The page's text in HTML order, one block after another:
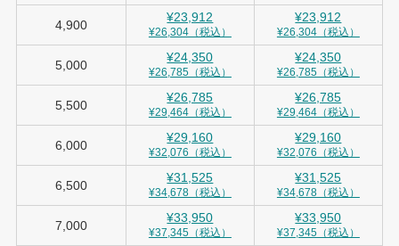
4,900
¥23,912
¥26,304（税込）
¥23,912
¥26,304（税込）
5,000
¥24,350
¥26,785（税込）
¥24,350
¥26,785（税込）
5,500
¥26,785
¥29,464（税込）
¥26,785
¥29,464（税込）
6,000
¥29,160
¥32,076（税込）
¥29,160
¥32,076（税込）
6,500
¥31,525
¥34,678（税込）
¥31,525
¥34,678（税込）
7,000
¥33,950
¥37,345（税込）
¥33,950
¥37,345（税込）